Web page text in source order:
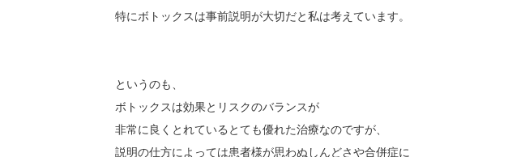
特にボトックスは事前説明が大切だと私は考えています。
というのも、
ボトックスは効果とリスクのバランスが
非常に良くとれているとても優れた治療なのですが、
説明の仕方によっては患者様が思わぬしんどさや合併症に